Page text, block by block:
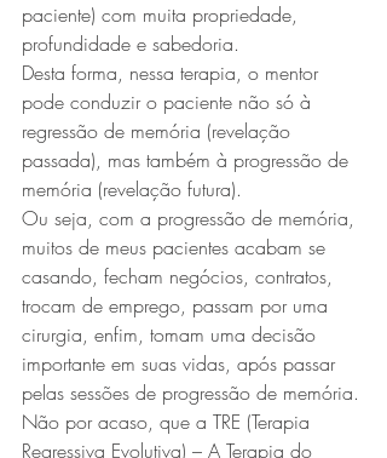
paciente) com muita propriedade,
profundidade e sabedoria.
Desta forma, nessa terapia, o mentor
pode conduzir o paciente não só à
regressão de memória (revelação
passada), mas também à progressão de
memória (revelação futura).
Ou seja, com a progressão de memória,
muitos de meus pacientes acabam se
casando, fecham negócios, contratos,
trocam de emprego, passam por uma
cirurgia, enfim, tomam uma decisão
importante em suas vidas, após passar
pelas sessões de progressão de memória.
Não por acaso, que a TRE (Terapia
Regressiva Evolutiva) – A Terapia do